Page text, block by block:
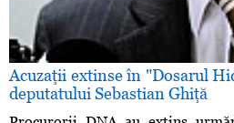
Acuzaţii extinse în "Dosarul
deputatului Sebastian Ghiţă